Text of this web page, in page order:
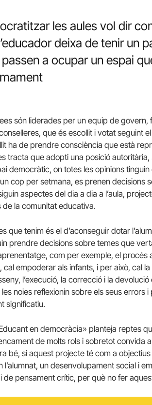
les aules vol dir
deixa de tenir un
a ocupar un espai
són liderades per un equip de
que és escollit i votat seguint
ha de prendre consciència que està
tracta que adopti una posició
democràtic, on totes les opinions
cop per setmana, es prenen decisions
aspectes del dia a dia a l’aula,
de la comunitat educativa.
que tenim és el d’aconseguir dotar
prendre decisions sobre temes que
com per exemple, el procés
empoderar als infants, i per això, cal
l’execució, la correcció i la
les noies reflexionin sobre els seus errors
significatiu.
en democràcia» planteja reptes
de molts rols i sobretot convida
bé, si aquest projecte té com a
l’alumnat, un desenvolupament social i
de pensament crític, per què no fer